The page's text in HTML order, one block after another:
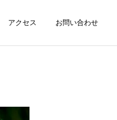
アクセス お問い合わせ